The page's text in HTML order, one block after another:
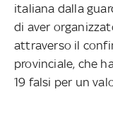
italiana dalla
di aver
attraverso il
provinciale, che
19 falsi per un